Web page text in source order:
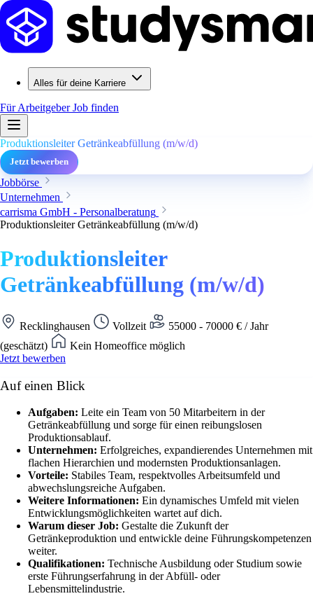
Alles für deine Karriere
Für ArbeitgeberJob finden
Produktionsleiter Getränkeabfüllung (m/w/d)
Jetzt bewerben
Jobbörse
Unternehmen
carrisma GmbH - Personalberatung
Produktionsleiter Getränkeabfüllung (m/w/d)
Produktionsleiter
Getränkeabfüllung (m/w/d)
Recklinghausen Vollzeit
55000 - 70000 € / Jahr
(geschätzt)
Kein Homeoffice möglich
Jetzt bewerben
Auf einen Blick
Aufgaben: Leite ein Team von 50 Mitarbeitern in der
Getränkeabfüllung und sorge für einen reibungslosen
Produktionsablauf.
Unternehmen: Erfolgreiches, expandierendes Unternehmen mit
flachen Hierarchien und modernsten Produktionsanlagen.
Vorteile: Stabiles Team, respektvolles Arbeitsumfeld und
abwechslungsreiche Aufgaben.
Weitere Informationen: Ein dynamisches Umfeld mit vielen
Entwicklungsmöglichkeiten wartet auf dich.
Warum dieser Job: Gestalte die Zukunft der
Getränkeproduktion und entwickle deine Führungskompetenzen
weiter.
Qualifikationen: Technische Ausbildung oder Studium sowie
erste Führungserfahrung in der Abfüll- oder
Lebensmittelindustrie.